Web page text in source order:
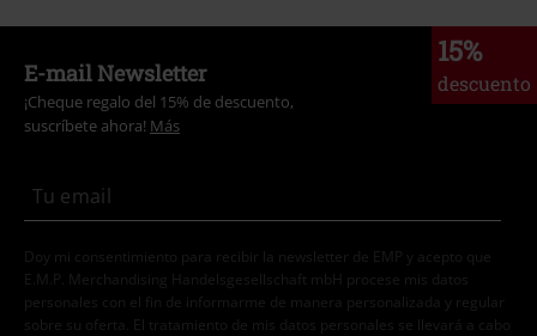
15%
descuento
E-mail Newsletter
¡Cheque regalo del 15% de descuento,
suscríbete ahora! Más
Doy mi consentimiento para recibir la newsletter de EMP y acepto que
E.M.P. Merchandising Handelsgesellschaft mbH procese mis datos
personales con el fin de informarme de manera personalizada y regular
sobre su oferta. El tratamiento de mis datos personales se llevará a cabo